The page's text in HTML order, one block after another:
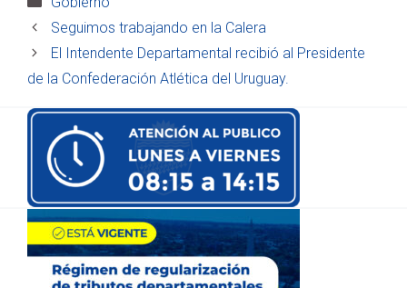
Seguimos trabajando en la Calera
El Intendente Departamental recibió al Presidente
de la Confederación Atlética del Uruguay.